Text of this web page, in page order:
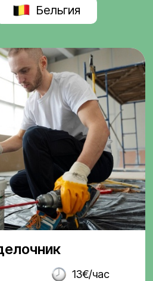
Бельгия
13€/час